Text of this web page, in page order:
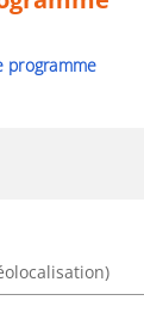
programme